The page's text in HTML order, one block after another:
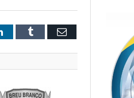
LinkedInTumblr Email